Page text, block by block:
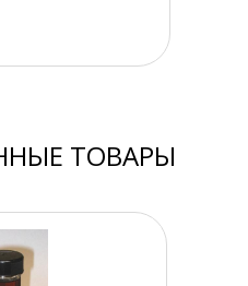
ТОВАРЫ